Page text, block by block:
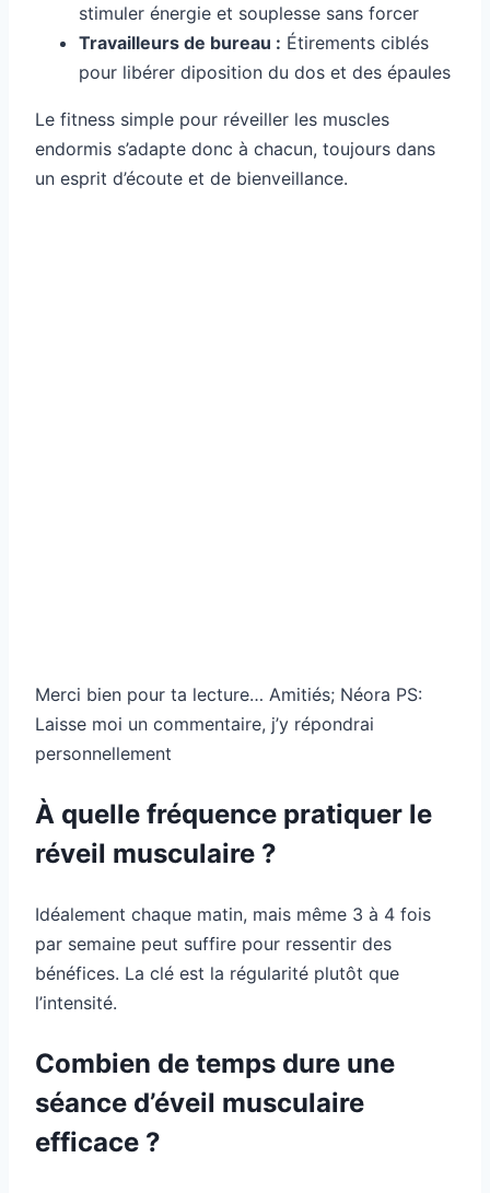
stimuler énergie et souplesse sans forcer
Travailleurs de bureau : Étirements ciblés
pour libérer diposition du dos et des épaules
Le fitness simple pour réveiller les muscles
endormis s’adapte donc à chacun, toujours dans
un esprit d’écoute et de bienveillance.
Merci bien pour ta lecture… Amitiés; Néora PS:
Laisse moi un commentaire, j’y répondrai
personnellement
À quelle fréquence pratiquer le
réveil musculaire ?
Idéalement chaque matin, mais même 3 à 4 fois
par semaine peut suffire pour ressentir des
bénéfices. La clé est la régularité plutôt que
l’intensité.
Combien de temps dure une
séance d’éveil musculaire
efficace ?